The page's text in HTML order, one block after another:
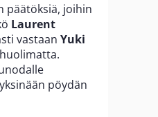
päätöksiä, joihin
Laurent
vastaan Yuki
pöydän